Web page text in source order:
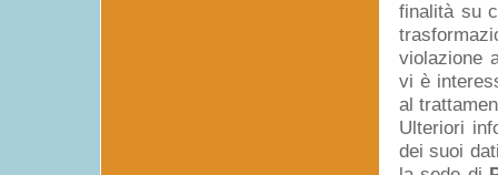
finalità su
violazione
vi è
al
Ulteriori
dei suoi